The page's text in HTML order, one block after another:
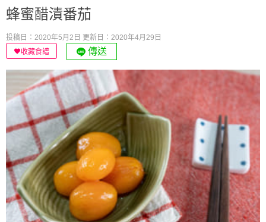
蜂蜜醋漬番茄
投稿日：2020年5月2日 更新日：2020年4月29日
收藏食譜
傳送